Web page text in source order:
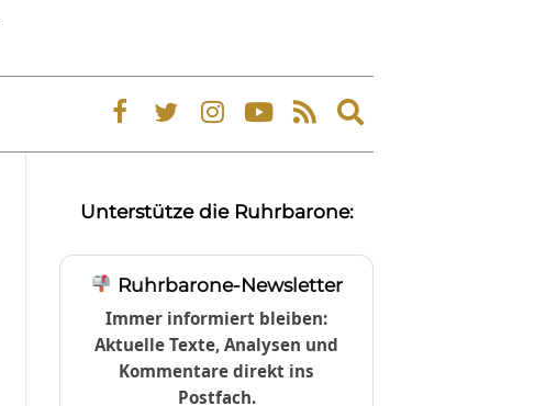
Expand
search
Unterstütze die Ruhrbarone:
Ruhrbarone-Newsletter
Immer informiert bleiben:
Aktuelle Texte, Analysen und
Kommentare direkt ins
Postfach.